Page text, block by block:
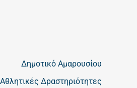
Δημοτικό Αμαρουσίου
Αθλητικές Δραστηριότητες